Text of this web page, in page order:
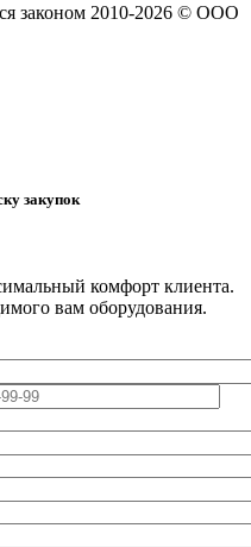
законом 2010-2026 © ООО
закупок
комфорт клиента.
вам оборудования.